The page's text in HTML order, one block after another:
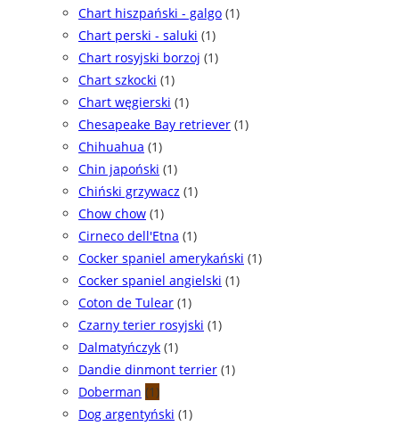
Chart hiszpański - galgo (1)
Chart perski - saluki (1)
Chart rosyjski borzoj (1)
Chart szkocki (1)
Chart węgierski (1)
Chesapeake Bay retriever (1)
Chihuahua (1)
Chin japoński (1)
Chiński grzywacz (1)
Chow chow (1)
Cirneco dell'Etna (1)
Cocker spaniel amerykański (1)
Cocker spaniel angielski (1)
Coton de Tulear (1)
Czarny terier rosyjski (1)
Dalmatyńczyk (1)
Dandie dinmont terrier (1)
Doberman (1)
Dog argentyński (1)